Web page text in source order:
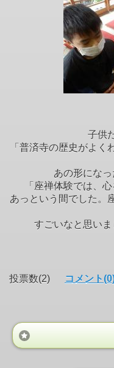
子供
「普済寺の歴史がよ
あの形になっ
「座禅体験では、
あっという間でした。
すごいなと思いま
投票数(2) コメント